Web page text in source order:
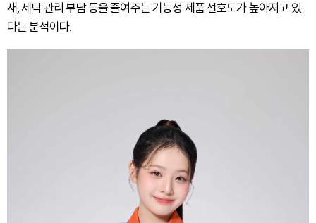
새, 세탁 관리 부담 등을 줄여주는 기능성 제품 선호도가 높아지고 있
다는 분석이다.